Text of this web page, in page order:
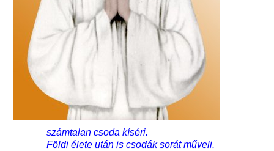
számtalan csoda kíséri.
Földi élete után is csodák sorát műveli.